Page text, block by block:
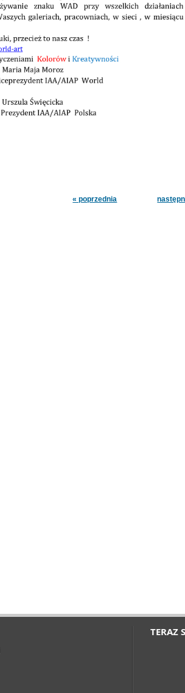
« poprzednia
TERAZ